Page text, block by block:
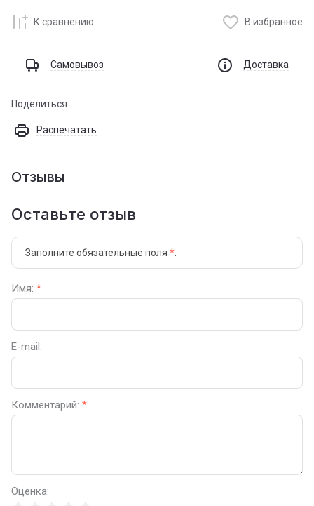
К сравнению В избранное
Самовывоз Доставка
Поделиться
Распечатать
Отзывы
Оставьте отзыв
Заполните обязательные поля *
Имя: *
E-mail:
Комментарий: *
Оценка: